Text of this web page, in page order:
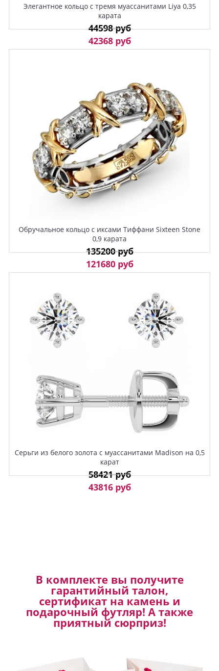
Элегантное кольцо с тремя муассанитами Liya 0,35
карата
44598 руб
42368 руб
Обручальное кольцо с иксами Тиффани Sixteen Stone
0,9 карата
135200 руб
121680 руб
Серьги из белого золота с муассанитами Madison на 0,5
карат
58421 руб
43816 руб
В комплекте вы получите
гарантийный талон,
сертификат на камень и
подарочный футляр! А также
приятный сюрприз!